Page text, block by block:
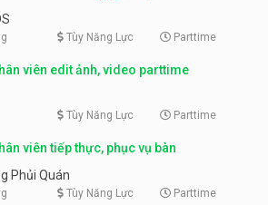
Tùy Năng Lực Parttime
viên edit ảnh, video parttime
Tùy Năng Lực Parttime
viên tiếp thực, phục vụ bàn
Phủi Quán
Tùy Năng Lực Parttime